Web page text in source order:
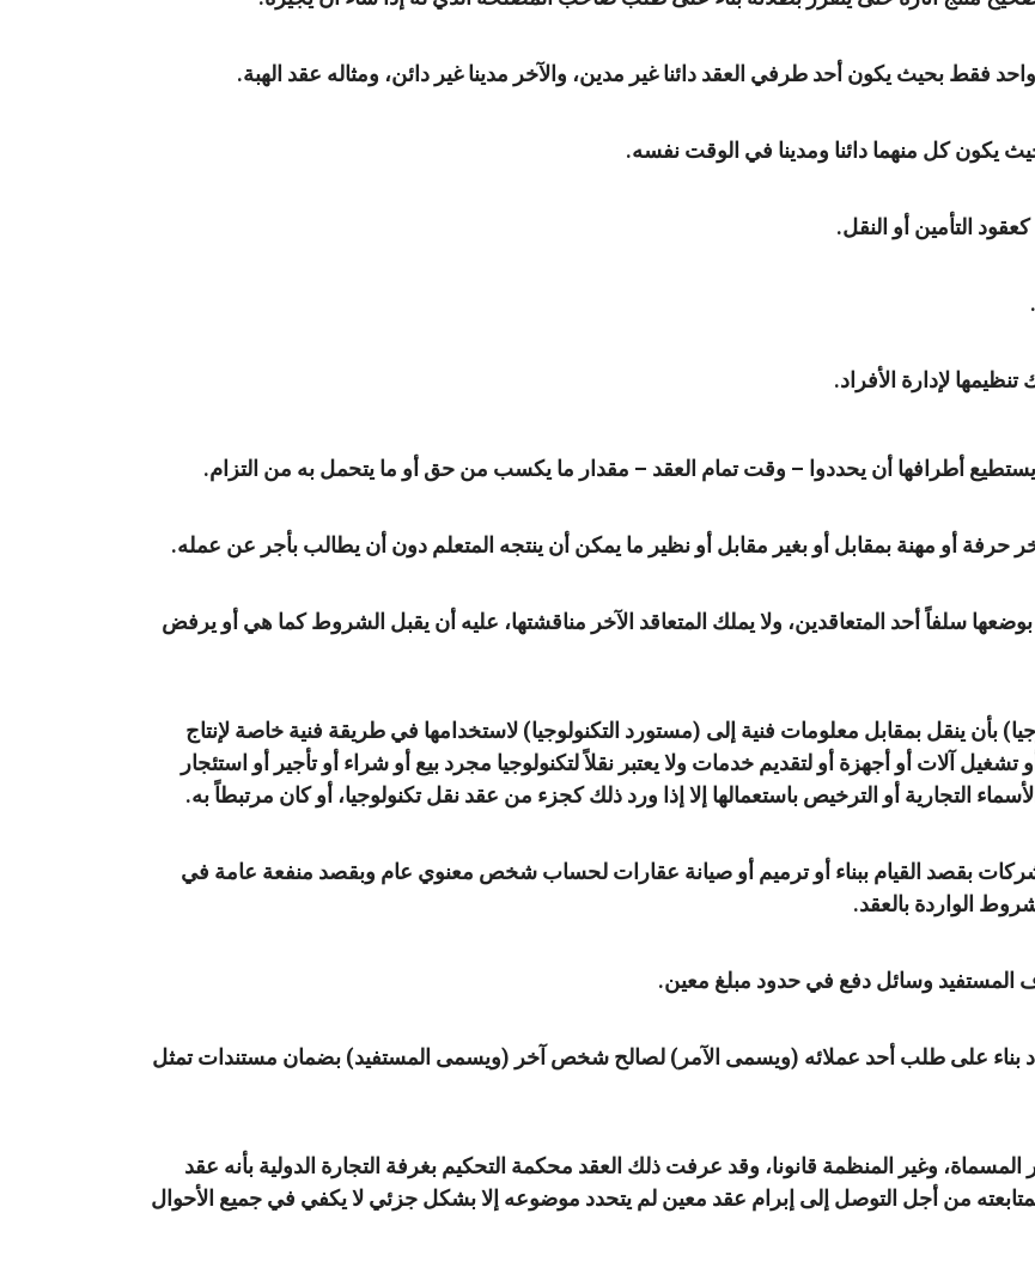
فقط بحيث يكون أحد طرفي العقد دائنا غير مدين، والآخر مدينا غير دائن، ومثاله عقد الهبة.
يكون كل منهما دائنا ومدينا في الوقت نفسه.
التأمين أو النقل.
لإدارة الأفراد.
لا يستطيع أطرافها أن يحددوا – وقت تمام العقد – مقدار ما يكسب من حق أو ما يتحمل به من التزام.
حرفة أو مهنة بمقابل أو بغير مقابل أو نظير ما يمكن أن ينتجه المتعلم دون أن يطالب بأجر عن عمله.
سلفاً أحد المتعاقدين، ولا يملك المتعاقد الآخر مناقشتها، عليه أن يقبل الشروط كما هي أو يرفض
بأن ينقل بمقابل معلومات فنية إلى (مستورد التكنولوجيا) لاستخدامها في طريقة فنية خاصة لإنتاج
آلات أو أجهزة أو لتقديم خدمات ولا يعتبر نقلاً لتكنولوجيا مجرد بيع أو شراء أو تأجير أو استئجار
الأسماء التجارية أو الترخيص باستعمالها إلا إذا ورد ذلك كجزء من عقد نقل تكنولوجيا، أو كان مرتبطاً به.
الشركات بقصد القيام ببناء أو ترميم أو صيانة عقارات لحساب شخص معنوي عام وبقصد منفعة عامة في
الواردة بالعقد.
وسائل دفع في حدود مبلغ معين.
بناء على طلب أحد عملائه (ويسمى الآمر) لصالح شخص آخر (ويسمى المستفيد) بضمان مستندات تمثل
وغير المنظمة قانونا، وقد عرفت ذلك العقد محكمة التحكيم بغرفة التجارة الدولية بأنه عقد
من أجل التوصل إلى إبرام عقد معين لم يتحدد موضوعه إلا بشكل جزئي لا يكفي في جميع الأحوال